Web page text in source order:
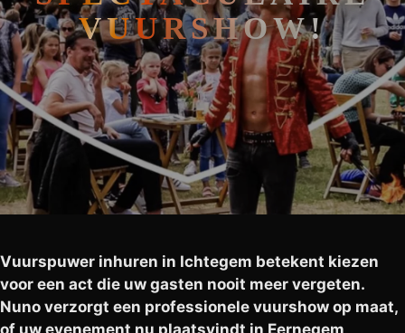
VUURSHOW!
Vuurspuwer inhuren in Ichtegem betekent kiezen
voor een act die uw gasten nooit meer vergeten.
Nuno verzorgt een professionele vuurshow op maat,
of uw evenement nu plaatsvindt in Eernegem,